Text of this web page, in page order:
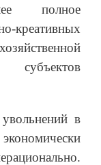
полное
креативных
субъектов
в